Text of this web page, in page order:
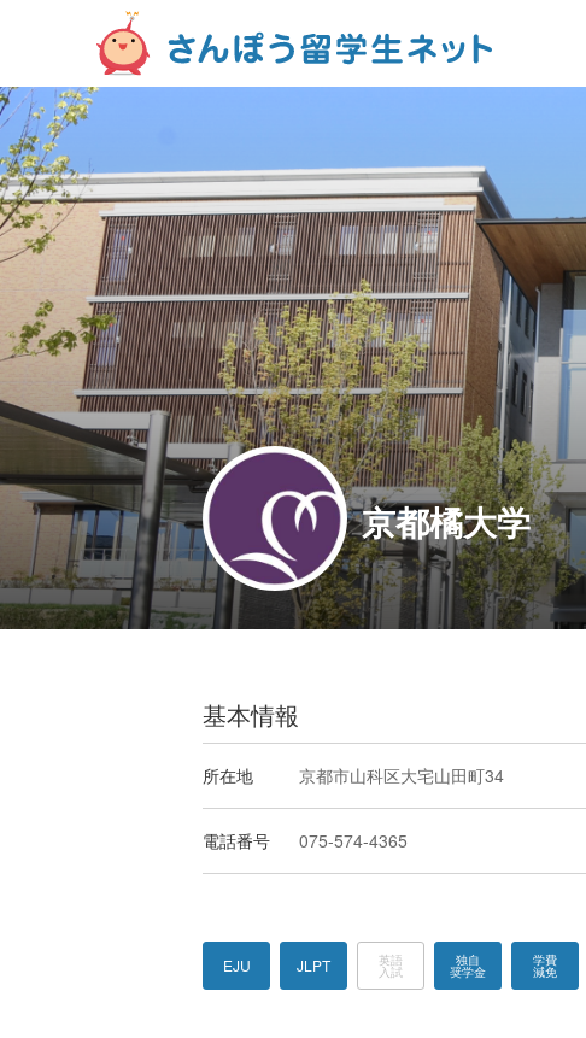
京都橘大学
基本情報
所在地 京都市山科区大宅山田町34
電話番号 075-574-4365
EJU JLPT 英語
入試
独自
奨学金
学費
減免